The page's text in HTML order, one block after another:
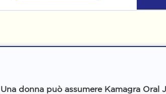
Una donna può assumere Kamagra Oral